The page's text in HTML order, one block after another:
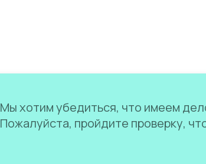
Мы хотим убедиться, что имеем
Пожалуйста, пройдите проверку,